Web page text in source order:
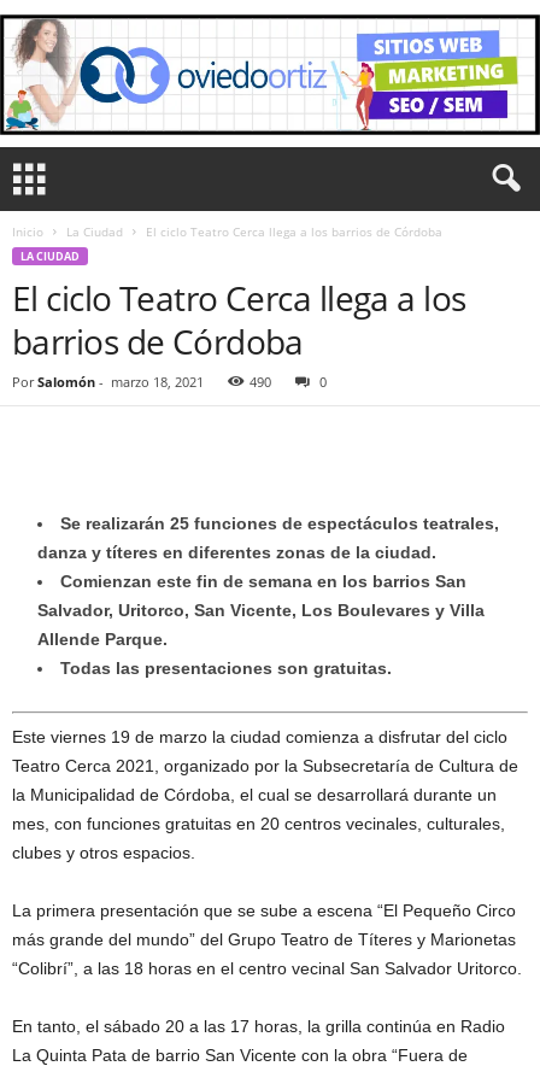
Inicio La Ciudad El ciclo Teatro Cerca llega a los barrios de Córdoba
LA CIUDAD
El ciclo Teatro Cerca llega a los
barrios de Córdoba
Por Salomón - marzo 18, 2021 490 0
Se realizarán 25 funciones de espectáculos teatrales,
danza y títeres en diferentes zonas de la ciudad.
Comienzan este fin de semana en los barrios San
Salvador, Uritorco, San Vicente, Los Boulevares y Villa
Allende Parque.
Todas las presentaciones son gratuitas.
Este viernes 19 de marzo la ciudad comienza a disfrutar del ciclo
Teatro Cerca 2021, organizado por la Subsecretaría de Cultura de
la Municipalidad de Córdoba, el cual se desarrollará durante un
mes, con funciones gratuitas en 20 centros vecinales, culturales,
clubes y otros espacios.
La primera presentación que se sube a escena “El Pequeño Circo
más grande del mundo” del Grupo Teatro de Títeres y Marionetas
“Colibrí”, a las 18 horas en el centro vecinal San Salvador Uritorco.
En tanto, el sábado 20 a las 17 horas, la grilla continúa en Radio
La Quinta Pata de barrio San Vicente con la obra “Fuera de